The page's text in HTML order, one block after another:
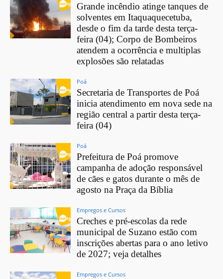
Grande incêndio atinge tanques de
solventes em Itaquaquecetuba,
desde o fim da tarde desta terça-
feira (04); Corpo de Bombeiros
atendem a ocorrência e multiplas
explosões são relatadas
Poá
Secretaria de Transportes de Poá
inicia atendimento em nova sede na
região central a partir desta terça-
feira (04)
Poá
Prefeitura de Poá promove
campanha de adoção responsável
de cães e gatos durante o mês de
agosto na Praça da Bíblia
Empregos e Cursos
Creches e pré-escolas da rede
municipal de Suzano estão com
inscrições abertas para o ano letivo
de 2027; veja detalhes
Empregos e Cursos